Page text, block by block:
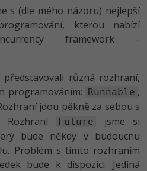
- OOP
SEO
vzory
aplikací
a bigdata
s (dle mého názoru) nejlepší
kterou nabízí
framework -
různá rozhraní,
programováním: Runnable ,
jdou pěkně za sebou s
Rozhraní
Future
jsme si
bude někdy v budoucnu
Problém s tímto rozhraním
bude k dispozici. Jediná